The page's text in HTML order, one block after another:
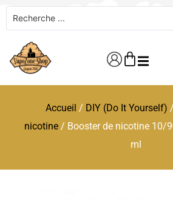
Accueil / DIY (Do It Yourself) /
nicotine/ Booster de nicotine 10/
ml